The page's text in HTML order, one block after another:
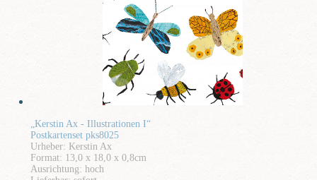
„Kerstin Ax - Illustrationen I“
Postkartenset pks8025
Urheber: Kerstin Ax
Format: 13,0 x 18,0 x 0,8cm
Ausrichtung: hoch